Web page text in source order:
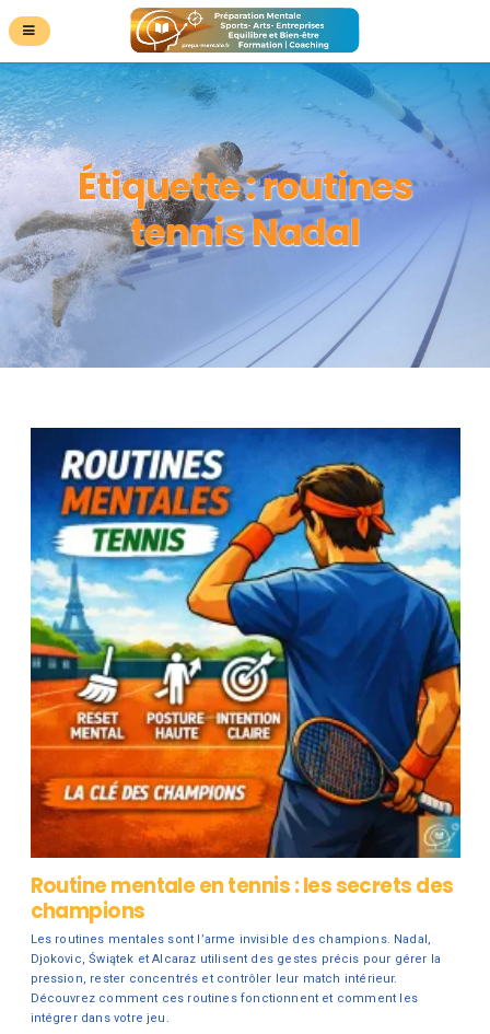
Étiquette :routines
tennis Nadal
Routine mentale en tennis : les secrets des
champions
Les routines mentales sont l’arme invisible des champions. Nadal,
Djokovic, Świątek et Alcaraz utilisent des gestes précis pour gérer la
pression, rester concentrés et contrôler leur match intérieur.
Découvrez comment ces routines fonctionnent et comment les
intégrer dans votre jeu.